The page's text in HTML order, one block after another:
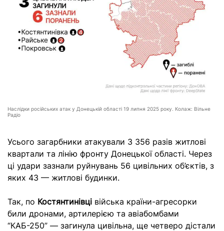
Наслідки російських атак у Донецькій області 19 липня 2025 року. Колаж: Вільне
Радіо
Усього загарбники атакували 3 356 разів житлові
квартали та лінію фронту Донецької області. Через
ці удари зазнали руйнувань 56 цивільних об’єктів, з
яких 43 — житлові будинки.
Так, по Костянтинівці війська країни-агресорки
били дронами, артилерією та авіабомбами
“КАБ-250” — загинула цивільна, ще четверо дістали